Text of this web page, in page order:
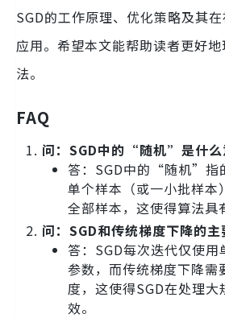
SGD的工作原理、优化策略及其
应用。希望本文能帮助读者更好
法。
FAQ
问：SGD中的“随机”是什么
答：SGD中的“随机”指
单个样本（或一小批样本
全部样本，这使得算法具
问：SGD和传统梯度下降的主
答：SGD每次迭代仅使
参数，而传统梯度下降需
度，这使得SGD在处理
效。